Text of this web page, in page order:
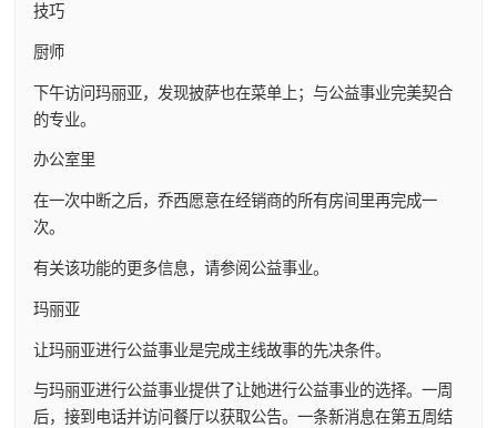
技巧
厨师
下午访问玛丽亚，发现披萨也在菜单上；与公益事业完美契合
的专业。
办公室里
在一次中断之后，乔西愿意在经销商的所有房间里再完成一
次。
有关该功能的更多信息，请参阅公益事业。
玛丽亚
让玛丽亚进行公益事业是完成主线故事的先决条件。
与玛丽亚进行公益事业提供了让她进行公益事业的选择。一周
后，接到电话并访问餐厅以获取公告。一条新消息在第五周结